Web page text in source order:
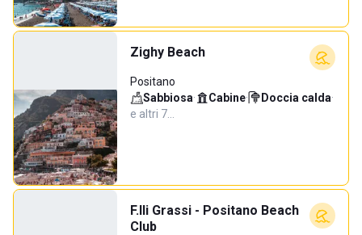
Zighy Beach
Positano
Sabbiosa· Cabine· Doccia calda·
e altri 7…
F.lli Grassi - Positano Beach
Club